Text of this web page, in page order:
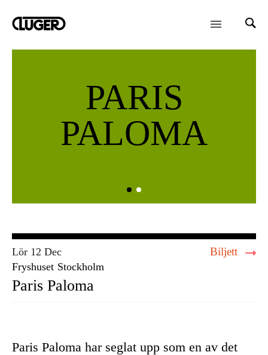
PARIS
PALOMA
Lör 12 Dec
Fryshuset Stockholm
Biljett
Paris Paloma
Paris Paloma har seglat upp som en av det